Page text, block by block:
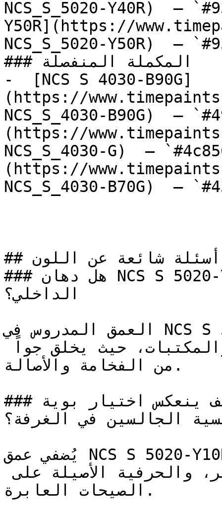
NCS_S_5020-Y40R)  —
Y50R](https://
NCS_S_5020-Y50R)  —
### المكملة المنفصلة
-  [NCS S 4030-B90G]
(https://
NCS_S_4030-B90G)  —
(https://
NCS_S_4030-G)  —
(https://
NCS_S_4030-B70G)  —
## أسئلة شائعة عن اللون
### هل دهان NCS S 5020-Y10R خيار مناسب للتصميم
الداخلي؟
العمق المدروس في NCS S 5020-Y10R يجعله الخيار
من الفخامة والأصالة.
### كيف ينعكس اختيار بوية NCS S 5020-Y10R على
الجالسين في الغرفة؟
يُضفي عمق NCS S 5020-Y10R هيبةً ورزانة على المساحات،
مُفضلاً الجوهر على المظهر، والحرفية الأصيلة على
الصيحات العابرة.